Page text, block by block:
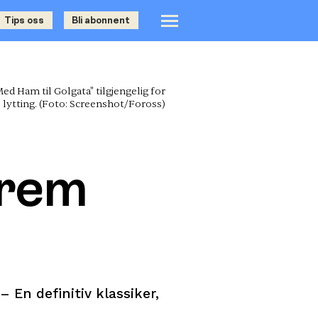
Tips oss Bli abonnent
Ham til Golgata" tilgjengelig for
lytting. (Foto: Screenshot/Foross)
En definitiv klassiker,